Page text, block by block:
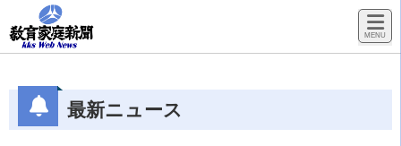
最新ニュース